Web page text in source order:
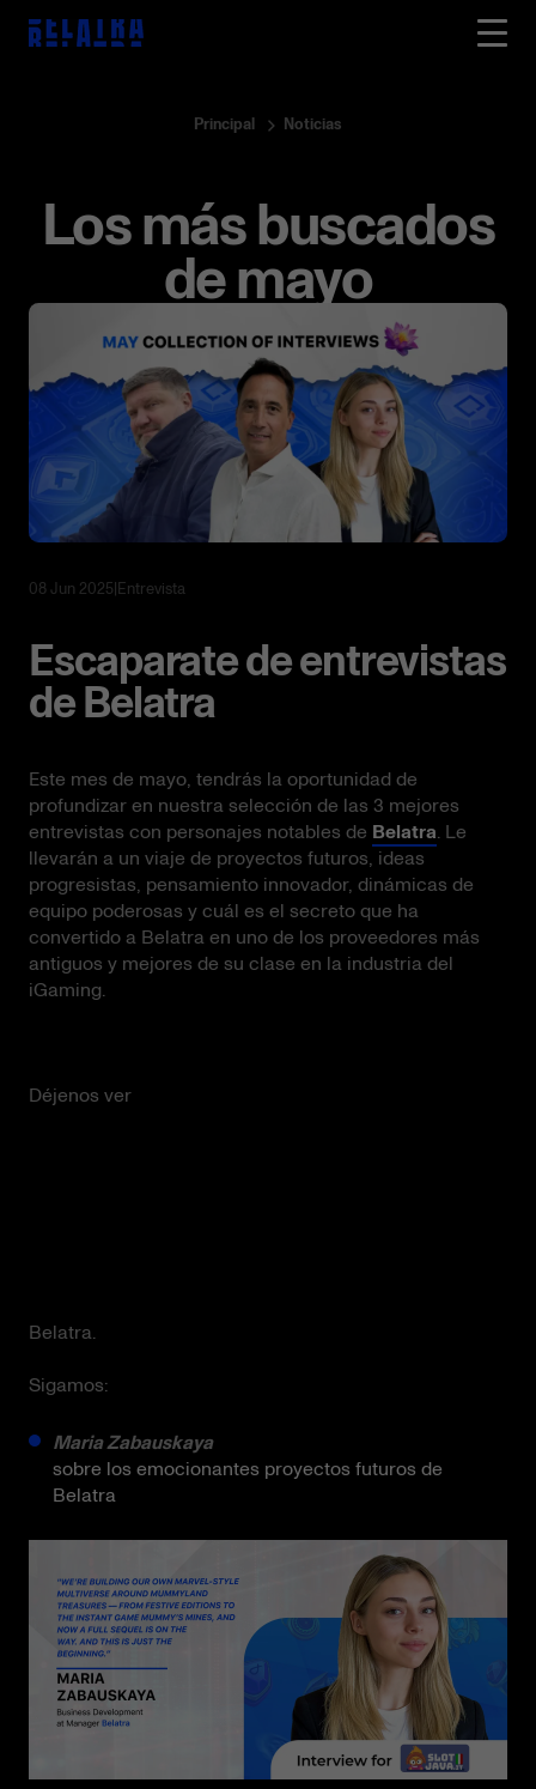
Principal Noticias
Los más buscados
de mayo
08 Jun 2025|Entrevista
Escaparate de entrevistas
de Belatra
Este mes de mayo, tendrás la oportunidad de
profundizar en nuestra selección de las 3 mejores
entrevistas con personajes notables de Belatra. Le
llevarán a un viaje de proyectos futuros, ideas
progresistas, pensamiento innovador, dinámicas de
equipo poderosas y cuál es el secreto que ha
convertido a Belatra en uno de los proveedores más
antiguos y mejores de su clase en la industria del
iGaming.
Déjenos ver
Belatra.
Sigamos:
Maria Zabauskaya
sobre los emocionantes proyectos futuros de
Belatra